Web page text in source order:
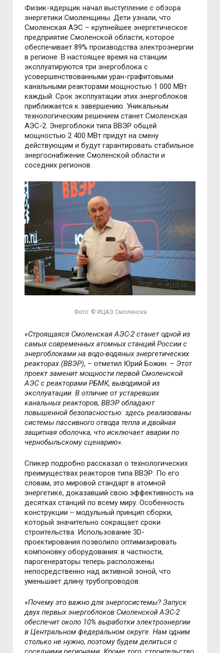
Физик-ядерщик начал выступление с обзора
энергетики Смоленщины. Дети узнали, что
Смоленская АЭС – крупнейшее энергетическое
предприятие Смоленской области, которое
обеспечивает 89% производства электроэнергии
в регионе. В настоящее время на станции
эксплуатируются три энергоблока с
усовершенствованными уран-графитовыми
канальными реакторами мощностью 1 000 МВт
каждый. Срок эксплуатации этих энергоблоков
приближается к завершению. Уникальным
технологическим решением станет Смоленская
АЭС-2. Энергоблоки типа ВВЭР общей
мощностью 2 400 МВт придут на смену
действующим и будут гарантировать стабильное
энергоснабжение Смоленской области и
соседних регионов.
Фото: © ИЦАЭ Смоленска
«Строящаяся Смоленская АЭС-2 станет одной из
самых современных атомных станций России с
энергоблоками на водо-водяных энергетических
реакторах (ВВЭР), – отметил Юрий Божин. – Этот
проект заменит мощности первой Смоленской
АЭС с реакторами РБМК, выводимой из
эксплуатации. В отличие от устаревших
канальных реакторов, ВВЭР обладают
повышенной безопасностью: здесь реализованы
системы пассивного отвода тепла и двойная
защитная оболочка, что исключает аварии по
чернобыльскому сценарию».
Спикер подробно рассказал о технологических
преимуществах реакторов типа ВВЭР. По его
словам, это мировой стандарт в атомной
энергетике, доказавший свою эффективность на
десятках станций по всему миру. Особенность
конструкции – модульный принцип сборки,
который значительно сокращает сроки
строительства. Использование 3D-
проектирования позволило оптимизировать
компоновку оборудования: в частности,
парогенераторы теперь расположены
непосредственно над активной зоной, что
уменьшает длину трубопроводов.
«Почему это важно для энергосистемы? Запуск
двух первых энергоблоков Смоленской АЭС-2
обеспечит около 10% выработки электроэнергии
в Центральном федеральном округе. Нам одним
столько не нужно, поэтому будем делиться с